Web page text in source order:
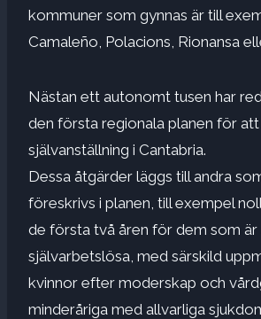
kommuner som gynnas är till
Camaleño, Polacions, Rionansa
Nästan ett autonomt tusen har
den första regionala planen för
självanställning i Cantabria.
Dessa åtgärder läggs till andra
föreskrivs i planen, till exempel
de första två åren för dem som är
självarbetslösa, med särskild
kvinnor efter moderskap och
minderåriga med allvarliga